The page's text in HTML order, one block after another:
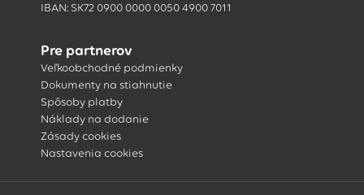
IBAN: SK72 0900 0000 0050 4900 7011
Pre partnerov
Veľkoobchodné podmienky
Dokumenty na stiahnutie
Spôsoby platby
Náklady na dodanie
Zásady cookies
Nastavenia cookies